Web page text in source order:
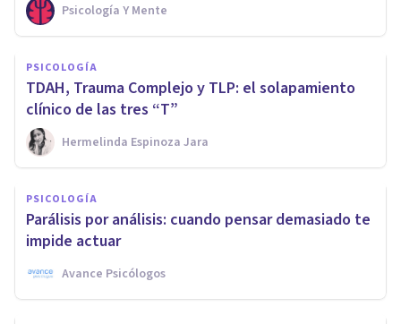
Psicología Y Mente
PSICOLOGÍA
TDAH, Trauma Complejo y TLP: el solapamiento
clínico de las tres “T”
Hermelinda Espinoza Jara
PSICOLOGÍA
Parálisis por análisis: cuando pensar demasiado te
impide actuar
Avance Psicólogos